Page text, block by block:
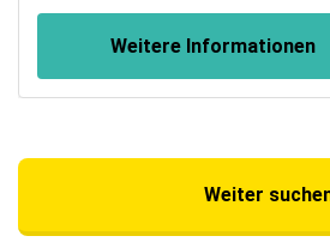
Weitere Informationen
Weiter